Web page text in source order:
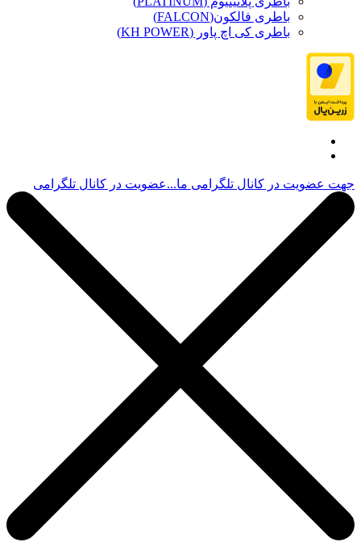
باطری فالکون(FALCON)
باطری کی اچ پاور (KH POWER)
جهت عضویت در کانال تلگرامی ما...عضویت در کانال تلگرامی